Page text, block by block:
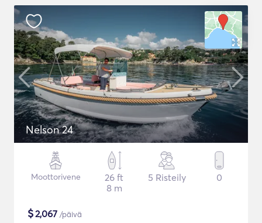
Nelson 24
Moottorivene
26 ft
8 m
5 Risteily 0
$2,067 /päivä